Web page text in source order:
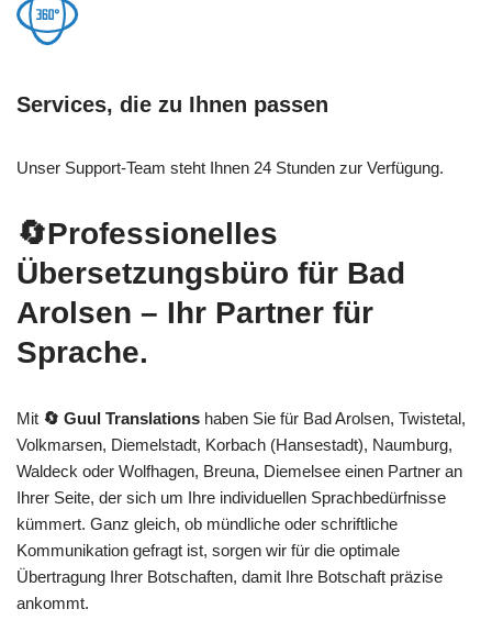
Services, die zu Ihnen passen
Unser Support-Team steht Ihnen 24 Stunden zur Verfügung.
🔄Professionelles
Übersetzungsbüro für Bad
Arolsen – Ihr Partner für
Sprache.
Mit 🔄 Guul Translations haben Sie für Bad Arolsen, Twistetal,
Volkmarsen, Diemelstadt, Korbach (Hansestadt), Naumburg,
Waldeck oder Wolfhagen, Breuna, Diemelsee einen Partner an
Ihrer Seite, der sich um Ihre individuellen Sprachbedürfnisse
kümmert. Ganz gleich, ob mündliche oder schriftliche
Kommunikation gefragt ist, sorgen wir für die optimale
Übertragung Ihrer Botschaften, damit Ihre Botschaft präzise
ankommt.